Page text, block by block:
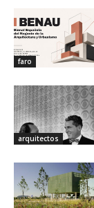
faro
arquitectos